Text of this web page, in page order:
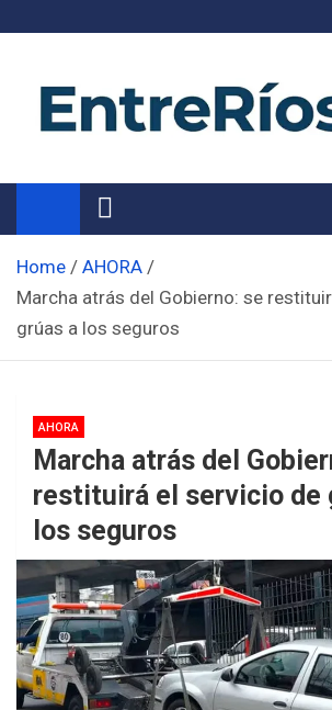
Noticias de Entre
Información de toda la provincia ahora
Home
AHORA
Marcha atrás del Gobierno: se
grúas a los seguros
AHORA
Marcha atrás del
restituirá el servicio de
los seguros